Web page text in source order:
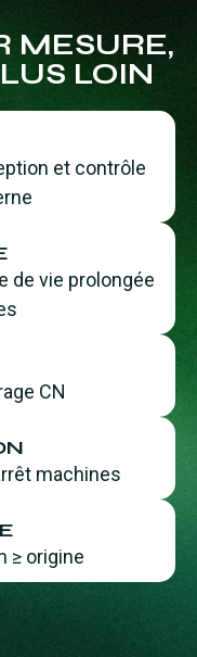
MESURE,
LOIN
et contrôle
de vie prolongée
CN
machines
≥ origine